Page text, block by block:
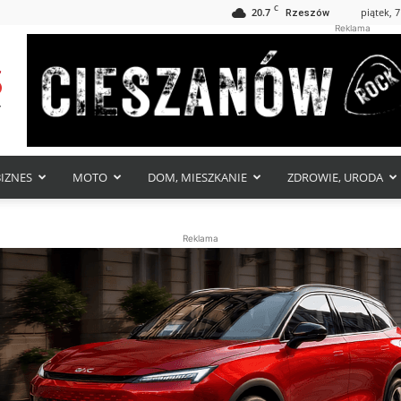
20.7 C Rzeszów piątek,
Reklama
MOTO DOM, MIESZKANIE ZDROWIE, URODA
Reklama